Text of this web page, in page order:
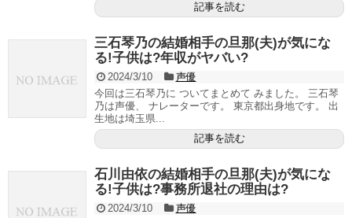
記事を読む
三石琴乃の結婚相手の旦那(夫)が気にな
る!子供は?年収がヤバい?
2024/3/10
声優
今回は三石琴乃に ついてまとめて みました。 三石琴
乃は声優、 ナレーターです。 東京都出身地です。 出
生地は埼玉県...
記事を読む
石川由依の結婚相手の旦那(夫)が気にな
る!子供は?事務所退社の理由は?
2024/3/10
声優